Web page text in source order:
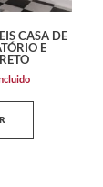
CASA DE
E